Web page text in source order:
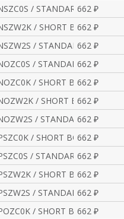
/ STANDARD (1X
662 ₽
/ SHORT BODYST
662 ₽
/ STANDARD (1X
662 ₽
/ STANDARD (1X
662 ₽
/ SHORT BODYST
662 ₽
/ SHORT BODYST
662 ₽
/ STANDARD (1X
662 ₽
/ SHORT BODYST
662 ₽
/ STANDARD (1X
662 ₽
/ SHORT BODYST
662 ₽
/ STANDARD (1X
662 ₽
/ SHORT BODYST
662 ₽